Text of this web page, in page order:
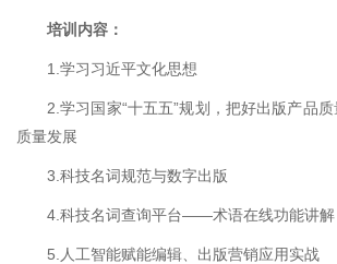
培训内容：
1.学习习近平文化思想
2.学习国家“十五五”规划，把好出版产品
质量发展
3.科技名词规范与数字出版
4.科技名词查询平台——术语在线功能讲解
5.人工智能赋能编辑、出版营销应用实战